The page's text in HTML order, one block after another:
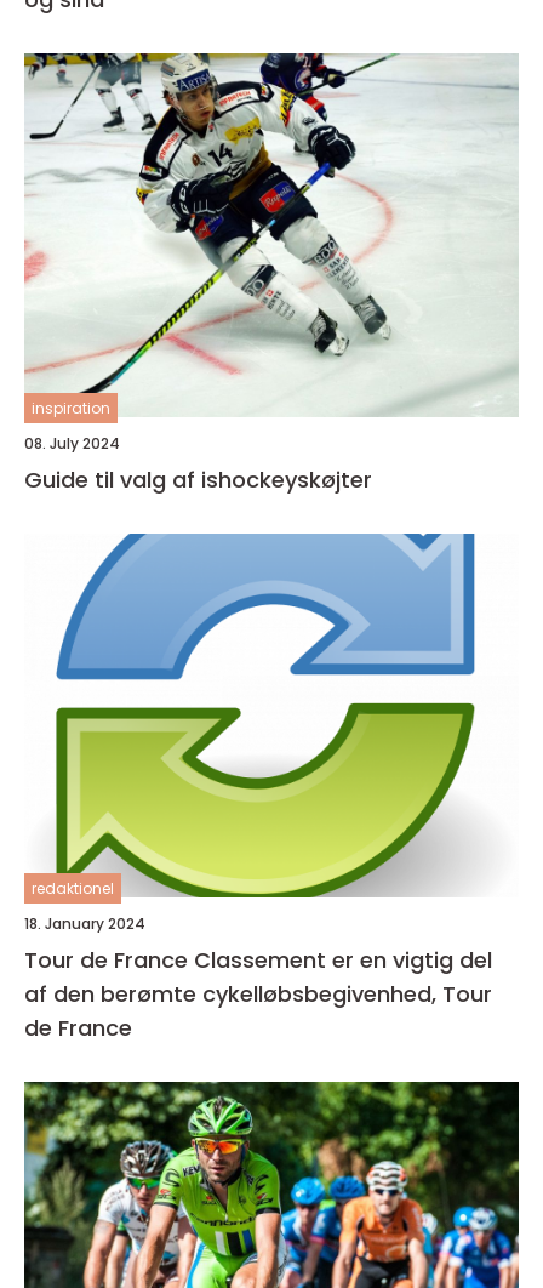
inspiration
08. July 2024
Guide til valg af ishockeyskøjter
redaktionel
18. January 2024
Tour de France Classement er en vigtig del
af den berømte cykelløbsbegivenhed, Tour
de France